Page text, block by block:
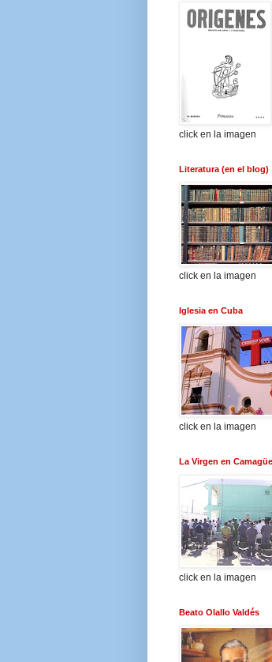
click en la imagen
Literatura (en el blog)
click en la imagen
Iglesia en Cuba
click en la imagen
La Virgen en
click en la imagen
Beato Olallo Valdés